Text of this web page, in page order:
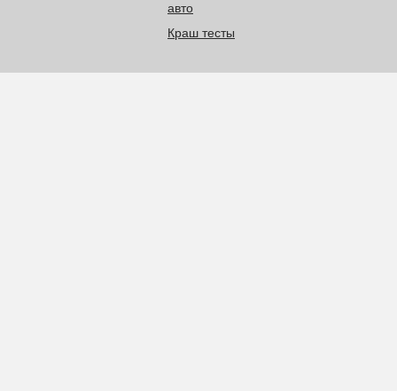
авто
Краш тесты